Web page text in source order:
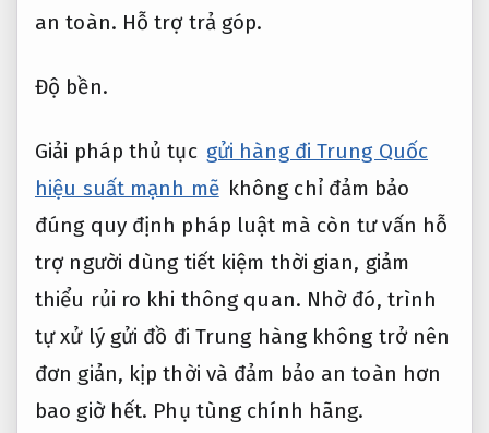
an toàn. Hỗ trợ trả góp.
Độ bền.
Giải pháp thủ tục gửi hàng đi Trung Quốc
hiệu suất mạnh mẽ không chỉ đảm bảo
đúng quy định pháp luật mà còn tư vấn hỗ
trợ người dùng tiết kiệm thời gian, giảm
thiểu rủi ro khi thông quan. Nhờ đó, trình
tự xử lý gửi đồ đi Trung hàng không trở nên
đơn giản, kịp thời và đảm bảo an toàn hơn
bao giờ hết. Phụ tùng chính hãng.